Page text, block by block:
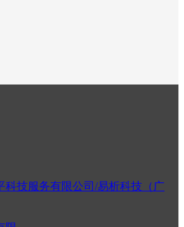
科技服务有限公司/易析科技（广